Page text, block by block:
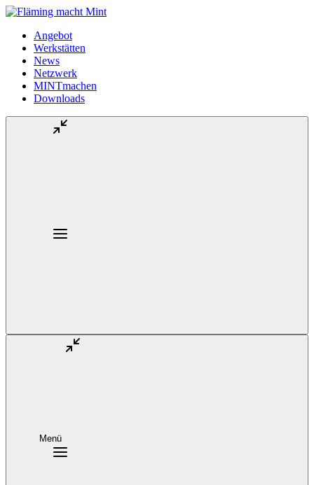
Angebot
Werkstätten
News
Netzwerk
MINTmachen
Downloads
Menü